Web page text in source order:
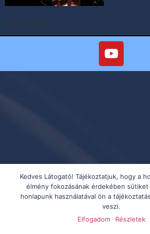
Lányi Lala
Kedves Látogató! Tájékoztatjuk, hogy a
élmény fokozásának érdekében sütiket
honlapunk használatával ön a
veszi.
Elfogadom
Részletek